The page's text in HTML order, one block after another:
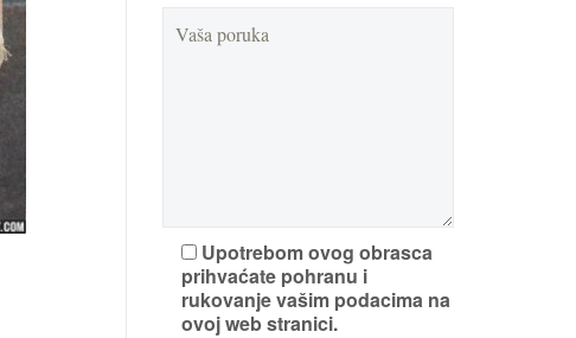
Upotrebom ovog obrasca
prihvaćate pohranu i
rukovanje vašim podacima na
ovoj web stranici.